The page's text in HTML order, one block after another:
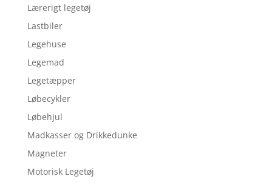
Lærerigt legetøj
Lastbiler
Legehuse
Legemad
Legetæpper
Løbecykler
Løbehjul
Madkasser og Drikkedunke
Magneter
Motorisk Legetøj